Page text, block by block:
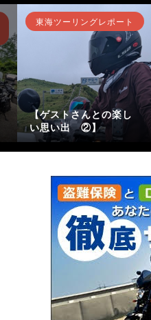
東海ツーリングレポート
【ゲストさんとの楽し
い思い出 ②】